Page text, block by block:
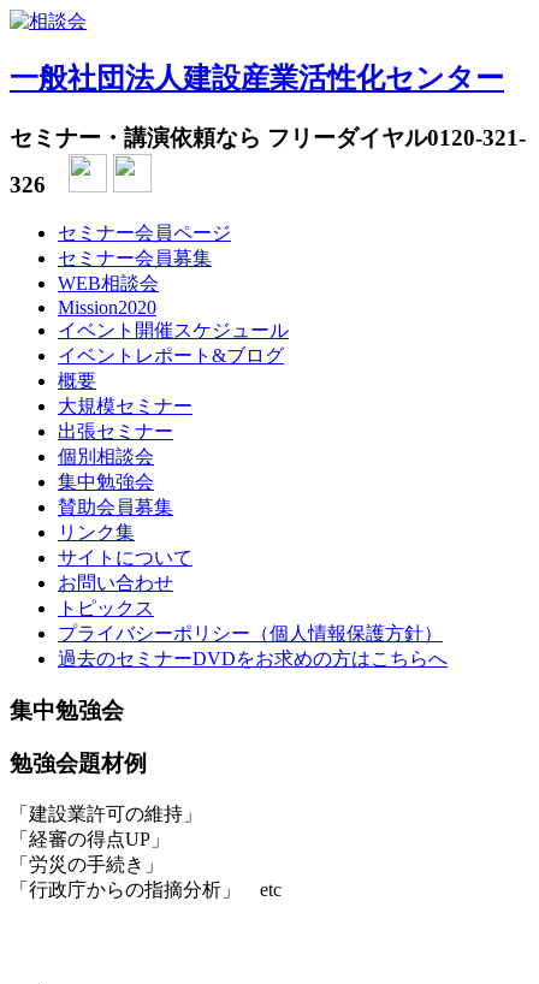
一般社団法人建設産業活性化センター
セミナー・講演依頼なら フリーダイヤル0120-321-
326
セミナー会員ページ
セミナー会員募集
WEB相談会
Mission2020
イベント開催スケジュール
イベントレポート&ブログ
概要
大規模セミナー
出張セミナー
個別相談会
集中勉強会
賛助会員募集
リンク集
サイトについて
お問い合わせ
トピックス
プライバシーポリシー（個人情報保護方針）
過去のセミナーDVDをお求めの方はこちらへ
集中勉強会
勉強会題材例
「建設業許可の維持」
「経審の得点UP」
「労災の手続き」
「行政庁からの指摘分析」 etc